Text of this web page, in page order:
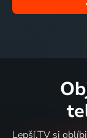
Lepší.TV si